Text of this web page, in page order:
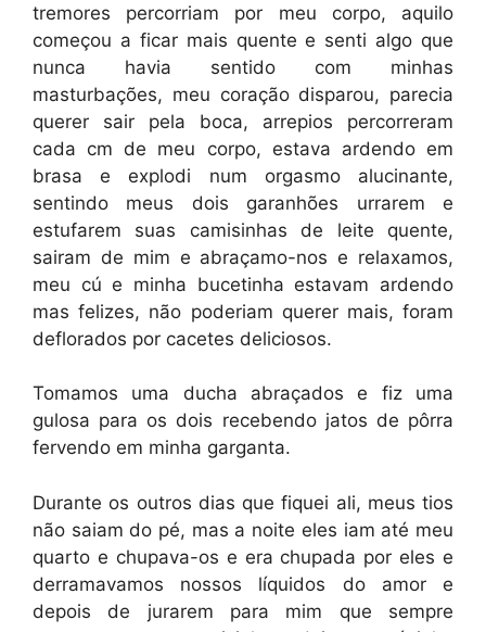
tremores percorriam por meu corpo, aquilo
começou a ficar mais quente e senti algo que
nunca havia sentido com minhas
masturbações, meu coração disparou, parecia
querer sair pela boca, arrepios percorreram
cada cm de meu corpo, estava ardendo em
brasa e explodi num orgasmo alucinante,
sentindo meus dois garanhões urrarem e
estufarem suas camisinhas de leite quente,
sairam de mim e abraçamo-nos e relaxamos,
meu cú e minha bucetinha estavam ardendo
mas felizes, não poderiam querer mais, foram
deflorados por cacetes deliciosos.
Tomamos uma ducha abraçados e fiz uma
gulosa para os dois recebendo jatos de pôrra
fervendo em minha garganta.
Durante os outros dias que fiquei ali, meus tios
não saiam do pé, mas a noite eles iam até meu
quarto e chupava-os e era chupada por eles e
derramavamos nossos líquidos do amor e
depois de jurarem para mim que sempre